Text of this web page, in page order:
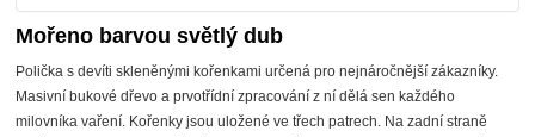
Mořeno barvou světlý dub
Polička s devíti skleněnými kořenkami určená pro nejnáročnější zákazníky.
Masivní bukové dřevo a prvotřídní zpracování z ní dělá sen každého
milovníka vaření. Kořenky jsou uložené ve třech patrech. Na zadní straně